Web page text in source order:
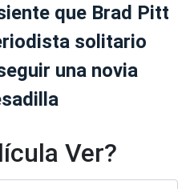
que Brad Pitt
solitario
una novia
Ver?